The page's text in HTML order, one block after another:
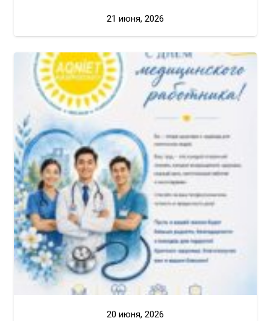
21 июня, 2026
20 июня, 2026